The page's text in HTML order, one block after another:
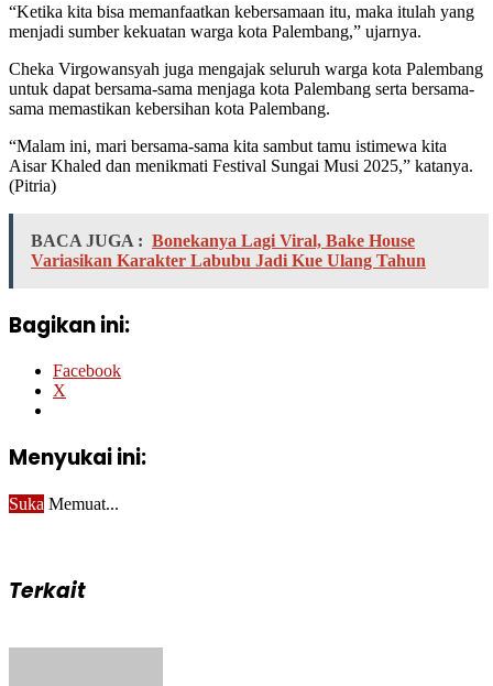
“Ketika kita bisa memanfaatkan kebersamaan itu, maka itulah yang
menjadi sumber kekuatan warga kota Palembang,” ujarnya.
Cheka Virgowansyah juga mengajak seluruh warga kota Palembang
untuk dapat bersama-sama menjaga kota Palembang serta bersama-
sama memastikan kebersihan kota Palembang.
“Malam ini, mari bersama-sama kita sambut tamu istimewa kita
Aisar Khaled dan menikmati Festival Sungai Musi 2025,” katanya.
(Pitria)
BACA JUGA : Bonekanya Lagi Viral, Bake House
Variasikan Karakter Labubu Jadi Kue Ulang Tahun
Bagikan ini:
Facebook
X
Menyukai ini:
Suka Memuat...
Terkait